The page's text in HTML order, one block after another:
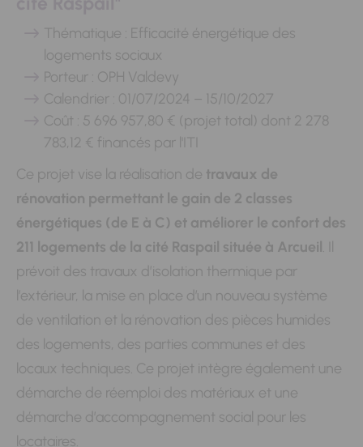
Thématique : Efficacité énergétique des
logements sociaux
Porteur : OPH Valdevy
Calendrier : 01/07/2024 – 15/10/2027
Coût : 5 696 957,80 € (projet total) dont 2 278
783,12 € financés par l'ITI
Ce projet vise la réalisation de travaux de
rénovation permettant le gain de 2 classes
énergétiques (de E à C) et améliorer le confort des
211 logements de la cité Raspail située à Arcueil . Il
prévoit des travaux d’isolation thermique par
l’extérieur, la mise en place d’un nouveau système
de ventilation et la rénovation des pièces humides
des logements, des parties communes et des
locaux techniques. Ce projet intègre également une
démarche de réemploi des matériaux et une
démarche d’accompagnement social pour les
locataires.